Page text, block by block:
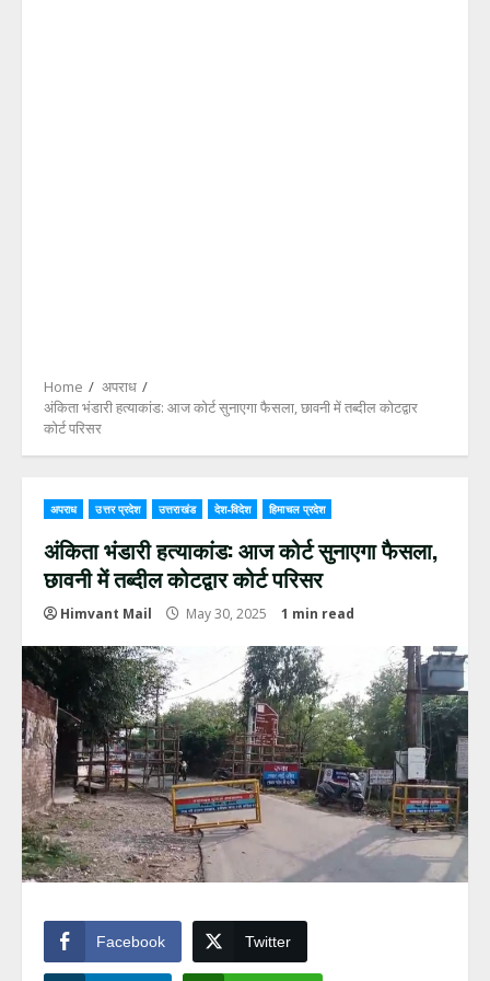
Home
अपराध
अंकिता भंडारी हत्याकांड: आज कोर्ट सुनाएगा फैसला, छावनी में तब्दील कोटद्वार
कोर्ट परिसर
अपराध उत्तर प्रदेश उत्तराखंड देश-विदेश हिमाचल प्रदेश
अंकिता भंडारी हत्याकांड: आज कोर्ट सुनाएगा फैसला,
छावनी में तब्दील कोटद्वार कोर्ट परिसर
Himvant Mail May 30, 2025 1 min read
Facebook Twitter